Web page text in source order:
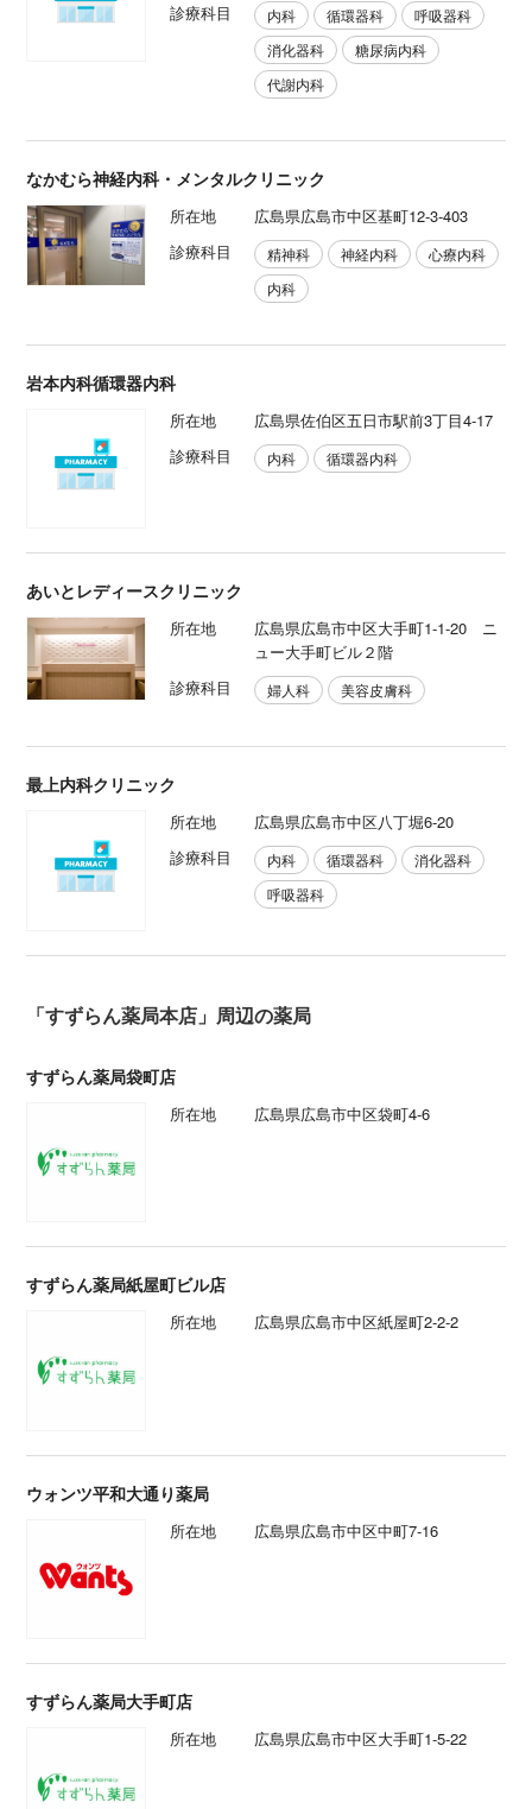
診療科目
内科 循環器科
呼吸器科
消化器科
糖尿病内科
代謝内科
なかむら神経内科・メンタルクリニック
所在地
広島県広島市中区基町12-3-403
診療科目
精神科 神経内科
心療内科
内科
岩本内科循環器内科
所在地
広島県佐伯区五日市駅前3丁目4-17
診療科目
内科 循環器内科
あいとレディースクリニック
所在地
広島県広島市中区大手町1-1-20 ニ
ュー大手町ビル２階
診療科目
婦人科 美容皮膚科
最上内科クリニック
所在地
広島県広島市中区八丁堀6-20
診療科目
内科 循環器科
消化器科
呼吸器科
「すずらん薬局本店」周辺の薬局
すずらん薬局袋町店
所在地 広島県広島市中区袋町4-6
すずらん薬局紙屋町ビル店
所在地 広島県広島市中区紙屋町2-2-2
ウォンツ平和大通り薬局
所在地 広島県広島市中区中町7-16
すずらん薬局大手町店
所在地 広島県広島市中区大手町1-5-22